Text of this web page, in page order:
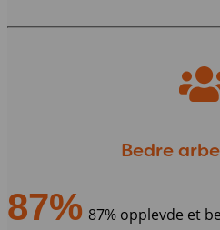
Bedre
87% 87% opplevde et